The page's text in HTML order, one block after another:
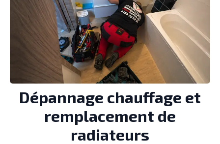
Dépannage chauffage et
remplacement de
radiateurs